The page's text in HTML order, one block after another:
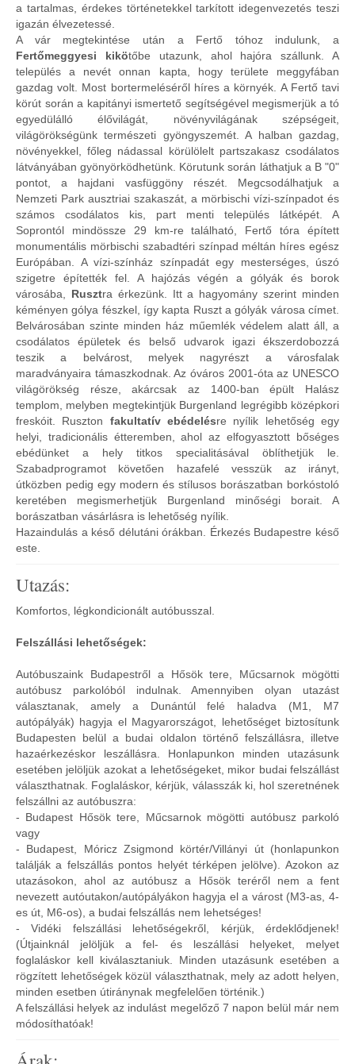
a tartalmas, érdekes történetekkel tarkított idegenvezetés teszi
igazán élvezetessé.
A vár megtekintése után a Fertő tóhoz indulunk, a
Fertőmeggyesi kikötőbe utazunk, ahol hajóra szállunk. A
település a nevét onnan kapta, hogy területe meggyfában
gazdag volt. Most bortermeléséről híres a környék. A Fertő tavi
körút során a kapitányi ismertető segítségével megismerjük a tó
egyedülálló élővilágát, növényvilágának szépségeit,
világörökségünk természeti gyöngyszemét. A halban gazdag,
növényekkel, főleg nádassal körülölelt partszakasz csodálatos
látványában gyönyörködhetünk. Körutunk során láthatjuk a B "0"
pontot, a hajdani vasfüggöny részét. Megcsodálhatjuk a
Nemzeti Park ausztriai szakaszát, a mörbischi vízi-színpadot és
számos csodálatos kis, part menti település látképét. A
Soprontól mindössze 29 km-re található, Fertő tóra épített
monumentális mörbischi szabadtéri színpad méltán híres egész
Európában. A vízi-színház színpadát egy mesterséges, úszó
szigetre építették fel. A hajózás végén a gólyák és borok
városába, Rusztra érkezünk. Itt a hagyomány szerint minden
kéményen gólya fészkel, így kapta Ruszt a gólyák városa címet.
Belvárosában szinte minden ház műemlék védelem alatt áll, a
csodálatos épületek és belső udvarok igazi ékszerdobozzá
teszik a belvárost, melyek nagyrészt a városfalak
maradványaira támaszkodnak. Az óváros 2001-óta az UNESCO
világörökség része, akárcsak az 1400-ban épült Halász
templom, melyben megtekintjük Burgenland legrégibb középkori
freskóit. Ruszton fakultatív ebédelésre nyílik lehetőség egy
helyi, tradicionális étteremben, ahol az elfogyasztott bőséges
ebédünket a hely titkos specialitásával öblíthetjük le.
Szabadprogramot követően hazafelé vesszük az irányt,
útközben pedig egy modern és stílusos borászatban borkóstoló
keretében megismerhetjük Burgenland minőségi borait. A
borászatban vásárlásra is lehetőség nyílik.
Hazaindulás a késő délutáni órákban. Érkezés Budapestre késő
este.
Utazás:
Komfortos, légkondicionált autóbusszal.
Felszállási lehetőségek:
Autóbuszaink Budapestről a Hősök tere, Műcsarnok mögötti
autóbusz parkolóból indulnak. Amennyiben olyan utazást
választanak, amely a Dunántúl felé haladva (M1, M7
autópályák) hagyja el Magyarországot, lehetőséget biztosítunk
Budapesten belül a budai oldalon történő felszállásra, illetve
hazaérkezéskor leszállásra. Honlapunkon minden utazásunk
esetében jelöljük azokat a lehetőségeket, mikor budai felszállást
választhatnak. Foglaláskor, kérjük, válasszák ki, hol szeretnének
felszállni az autóbuszra:
- Budapest Hősök tere, Műcsarnok mögötti autóbusz parkoló
vagy
- Budapest, Móricz Zsigmond körtér/Villányi út (honlapunkon
találják a felszállás pontos helyét térképen jelölve). Azokon az
utazásokon, ahol az autóbusz a Hősök teréről nem a fent
nevezett autóutakon/autópályákon hagyja el a várost (M3-as, 4-
es út, M6-os), a budai felszállás nem lehetséges!
- Vidéki felszállási lehetőségekről, kérjük, érdeklődjenek!
(Útjainknál jelöljük a fel- és leszállási helyeket, melyet
foglaláskor kell kiválasztaniuk. Minden utazásunk esetében a
rögzített lehetőségek közül választhatnak, mely az adott helyen,
minden esetben útiránynak megfelelően történik.)
A felszállási helyek az indulást megelőző 7 napon belül már nem
módosíthatóak!